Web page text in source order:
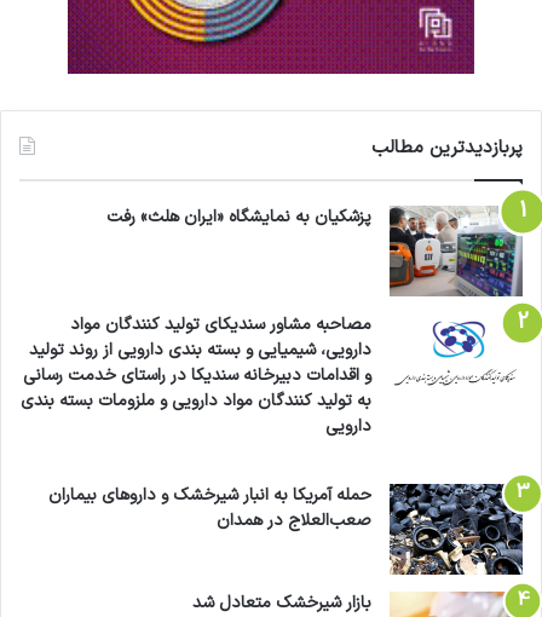
پربازدیدترین مطالب
پزشکیان به نمایشگاه «ایران هلث» رفت
مصاحبه مشاور سندیکای تولید کنندگان مواد
دارویی، شیمیایی و بسته بندی دارویی از روند تولید
و اقدامات دبیرخانه سندیکا در راستای خدمت رسانی
به تولید کنندگان مواد دارویی و ملزومات بسته بندی
دارویی
حمله آمریکا به انبار شیرخشک و داروهای بیماران
صعب‌العلاج در همدان
بازار شیرخشک متعادل شد